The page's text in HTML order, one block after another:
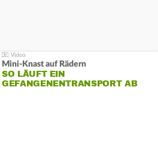
Mini-Knast auf Rädern
SO LÄUFT EIN
GEFANGENENTRANSPORT AB